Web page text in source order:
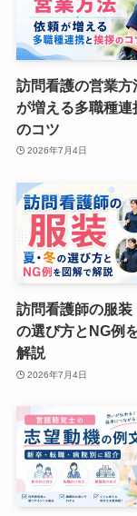
訪問看護の営業方
が増える多職種連
のコツ
2026年7月4日
訪問看護師の服装
の選び方とNG例
解説
2026年7月4日